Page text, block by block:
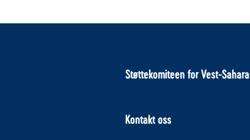
Støttekomiteen for Vest-Sahara
Kontakt oss